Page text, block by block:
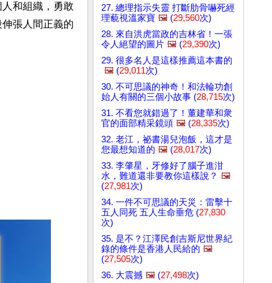
和組織，勇敢
張人間正義的
27. 總理指示失靈 打斷肋骨嚇死經
理藐視溫家寶 🖼️ (29,560次)
28. 來自洪虎當政的吉林省！一張
令人絕望的圖片 🖼️ (29,390次)
29. 很多名人是這樣推薦這本書的
🖼️ (29,011次)
30. 不可思議的神奇！和法輪功創
始人有關的三個小故事 (28,715次)
31. 不看您就錯過了！董建華和衆
官的面部精采鏡頭 🖼️ (28,335次)
32. 老江，祕書湯兒泡飯，這才是
您最想知道的 🖼️ (28,017次)
33. 李肇星，牙修好了腦子進泔
水，難道還非要教你這樣說？ 🖼️
(27,981次)
34. 一件不可思議的天災：雷擊十
五人同死 五人生命垂危 (27,830
次)
35. 是不？江澤民創吉斯尼世界紀
錄的條件是香港人民給的 🖼️
(27,505次)
36. 大震撼 🖼️ (27,498次)